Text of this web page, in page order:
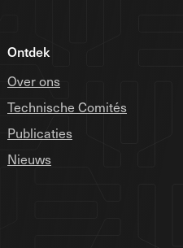
Ontdek
Over ons
Technische Comités
Publicaties
Nieuws